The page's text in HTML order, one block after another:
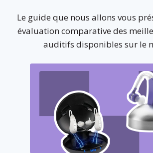
Le guide que nous allons vous
évaluation comparative des
auditifs disponibles sur le